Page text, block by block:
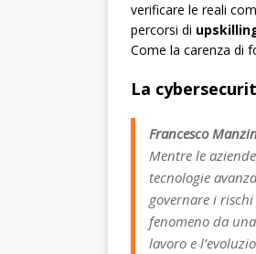
verificare le reali
percorsi di
Come la carenza di
La
Francesco
Mentre le
tecnologie
governare i
fenomeno da
lavoro e